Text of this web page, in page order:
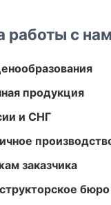
работы с
продукция
и СНГ
заказчика
бюро